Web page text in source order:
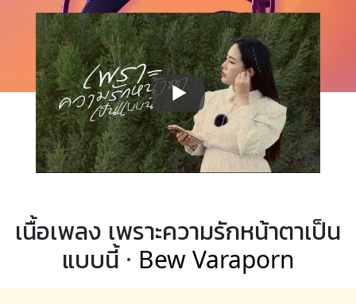
เนื้อเพลง เพราะความรักหน้าตาเป็น
แบบนี้ · Bew Varaporn